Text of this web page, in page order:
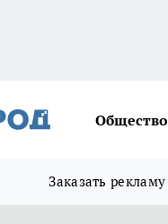
Общество
Заказать рекламу